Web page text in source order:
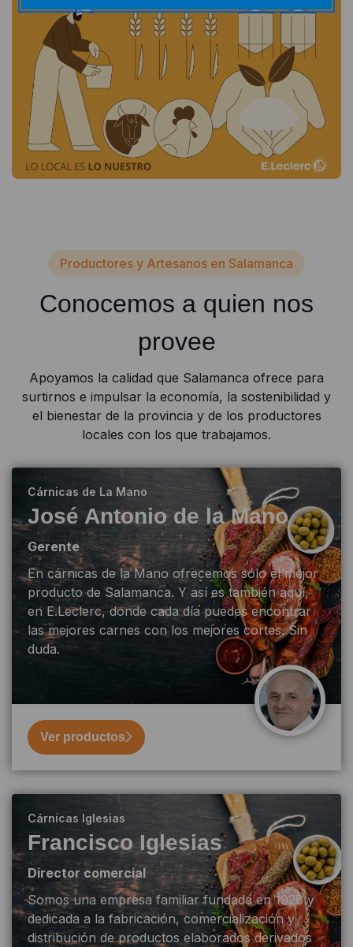
Productores y Artesanos en Salamanca
Conocemos a quien nos
provee
Apoyamos la calidad que Salamanca ofrece para
surtirnos e impulsar la economía, la sostenibilidad y
el bienestar de la provincia y de los productores
locales con los que trabajamos.
Cárnicas de La Mano
José Antonio de la Mano
Gerente
En cárnicas de la Mano ofrecemos sólo el mejor
producto de Salamanca. Y así es también aquí,
en E.Leclerc, donde cada día puedes encontrar
las mejores carnes con los mejores cortes. Sin
duda.
Ver productos
Cárnicas Iglesias
Francisco Iglesias
Director comercial
Somos una empresa familiar fundada en 1928 y
dedicada a la fabricación, comercialización y
distribución de productos elaborados derivados